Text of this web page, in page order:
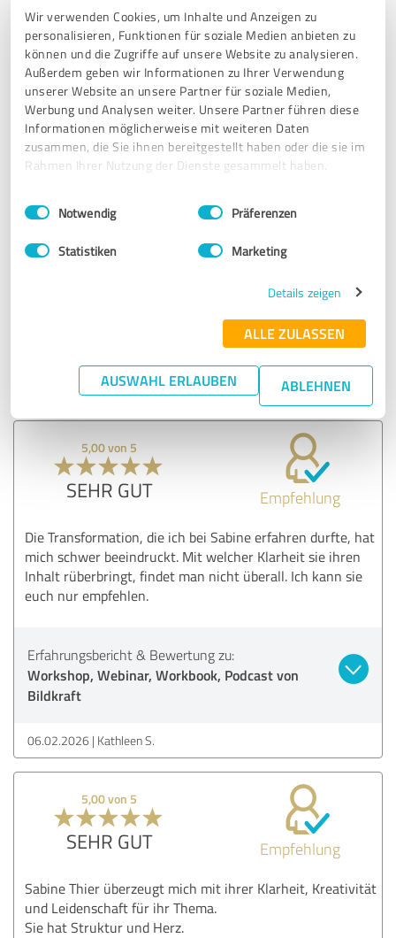
Wir verwenden Cookies, um Inhalte und Anzeigen zu
personalisieren, Funktionen für soziale Medien anbieten zu
können und die Zugriffe auf unsere Website zu analysieren.
Außerdem geben wir Informationen zu Ihrer Verwendung
unserer Website an unsere Partner für soziale Medien,
Werbung und Analysen weiter. Unsere Partner führen diese
Informationen möglicherweise mit weiteren Daten
zusammen, die Sie ihnen bereitgestellt haben oder die sie im
Rahmen Ihrer Nutzung der Dienste gesammelt haben.
Impressum Datenschutzbestimmungen
Einwilligungsauswahl
Notwendig Präferenzen
Statistiken Marketing
Details zeigen
ALLE ZULASSEN
AUSWAHL ERLAUBEN ABLEHNEN
5,00 von 5
SEHR GUT Empfehlung
Frau Thier habe ich auf einer Bühne erleben dürfen und bin
sehr glücklich gewesen, als sie über Bildkraft sprach. Sie
hat vollkommen recht, Bilder haben eine immense Kraft
Herausforderungen, die sie gemeistert hat, tragen zu ihrer
Authentizität bei. Sie spricht nicht aus der Theorie,
sondern aus Erfahrung und Kompetenz. Vielen Dank!
Sabine Thier Bildkraft in Coaching &
06.02.2026 Paul Kirschmann – Erfolg mit S.
5,00 von 5
SEHR GUT Empfehlung
Die Transformation, die ich bei Sabine erfahren durfte, hat
mich schwer beeindruckt. Mit welcher Klarheit sie ihren
Inhalt rüberbringt, findet man nicht überall. Ich kann sie
euch nur empfehlen.
Erfahrungsbericht & Bewertung zu:
Workshop, Webinar, Workbook, Podcast von
Bildkraft
06.02.2026 Kathleen S.
5,00 von 5
SEHR GUT Empfehlung
Sabine Thier überzeugt mich mit ihrer Klarheit, Kreativität
und Leidenschaft für ihr Thema.
Sie hat Struktur und Herz.